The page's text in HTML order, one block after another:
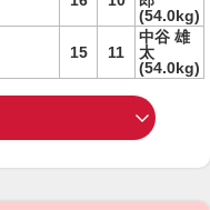
(54.0kg)
15 11
中谷 雄
太
(54.0kg)